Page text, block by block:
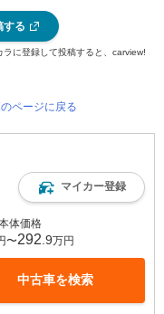
する
に登録して投稿すると、carview!
ページに戻る
マイカー登録
体価格
〜292 .9万円
中古車を検索